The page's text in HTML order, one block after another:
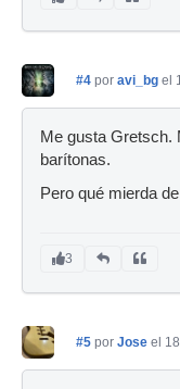
#4 por avi_bg el
Me gusta Gretsch.
barítonas.
Pero qué mierda
3
#5 por Jose el